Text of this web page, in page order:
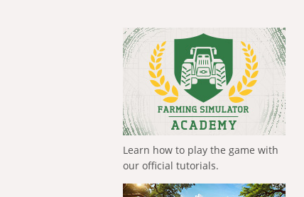
Learn how to play the game with
our official tutorials.